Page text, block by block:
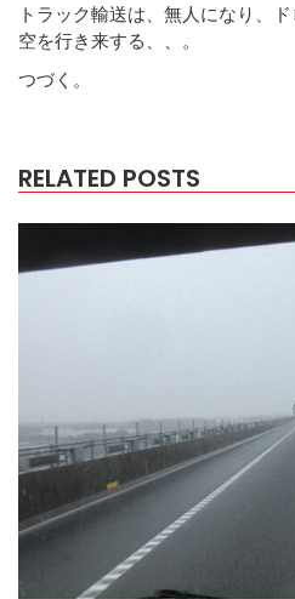
トラック輸送は、無人になり、
空を行き来する、、。
つづく。
RELATED POSTS